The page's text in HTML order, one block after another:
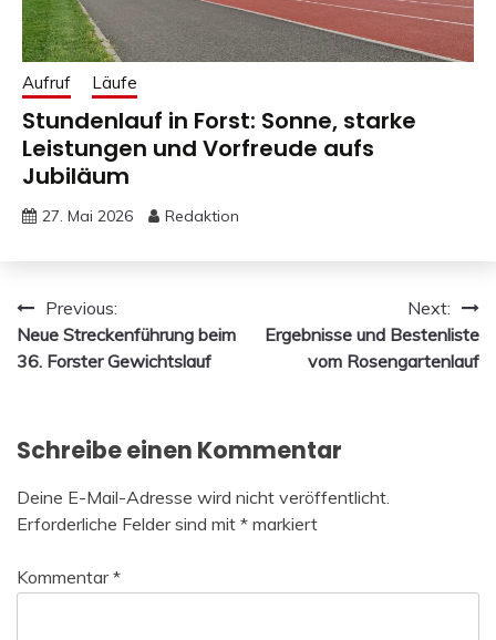
Aufruf Läufe
Stundenlauf in Forst: Sonne, starke
Leistungen und Vorfreude aufs
Jubiläum
27. Mai 2026 Redaktion
Beitragsnavigation
Previous:
Neue Streckenführung beim
36. Forster Gewichtslauf
Next:
Ergebnisse und Bestenliste
vom Rosengartenlauf
Schreibe einen Kommentar
Deine E-Mail-Adresse wird nicht veröffentlicht.
Erforderliche Felder sind mit * markiert
Kommentar*